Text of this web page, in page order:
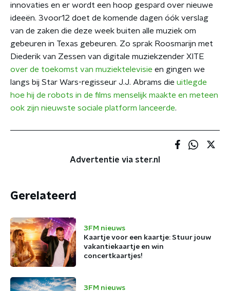
innovaties en er wordt een hoop gespard over nieuwe
ideeën. 3voor12 doet de komende dagen óók verslag
van de zaken die deze week buiten alle muziek om
gebeuren in Texas gebeuren. Zo sprak Roosmarijn met
Diederik van Zessen van digitale muziekzender XITE
over de toekomst van muziektelevisie en gingen we
langs bij Star Wars-regisseur J.J. Abrams die uitlegde
hoe hij de robots in de films menselijk maakte en meteen
ook zijn nieuwste sociale platform lanceerde.
Advertentie via ster.nl
Gerelateerd
3FM nieuws
Kaartje voor een kaartje: Stuur jouw
vakantiekaartje en win
concertkaartjes!
3FM nieuws